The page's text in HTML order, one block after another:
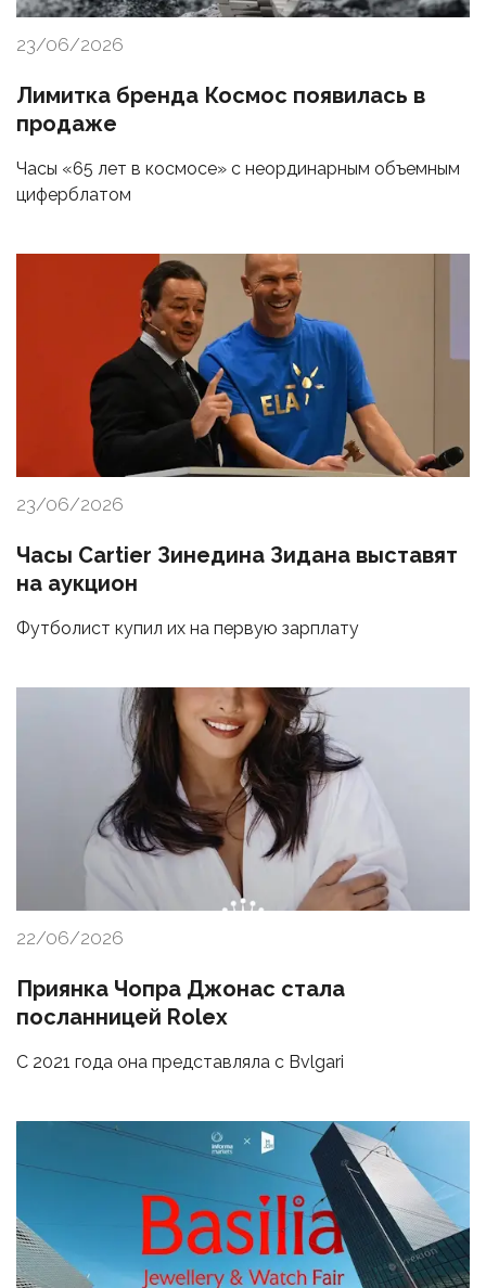
23/06/2026
Лимитка бренда Космос появилась в
продаже
Часы «65 лет в космосе» с неординарным объемным
циферблатом
23/06/2026
Часы Cartier Зинедина Зидана выставят
на аукцион
Футболист купил их на первую зарплату
22/06/2026
Приянка Чопра Джонас стала
посланницей Rolex
С 2021 года она представляла с Bvlgari